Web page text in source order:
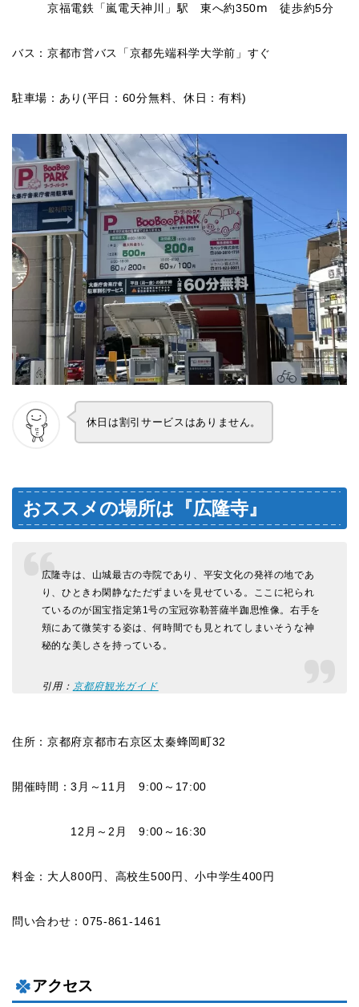
京福電鉄「嵐電天神川」駅 東へ約350ⅿ 徒歩約5分
バス：京都市営バス「京都先端科学大学前」すぐ
駐車場：あり(平日：60分無料、休日：有料)
休日は割引サービスはありません。
おススメの場所は『広隆寺』
広隆寺は、山城最古の寺院であり、平安文化の発祥の地であ
り、ひときわ閑静なただずまいを見せている。ここに祀られ
ているのが国宝指定第1号の宝冠弥勒菩薩半跏思惟像。右手を
頬にあて微笑する姿は、何時間でも見とれてしまいそうな神
秘的な美しさを持っている。
引用： 京都府観光ガイド
住所：京都府京都市右京区太秦蜂岡町32
開催時間：3月～11月 9:00～17:00
12月～2月 9:00～16:30
料金：大人800円、高校生500円、小中学生400円
問い合わせ：075-861-1461
アクセス